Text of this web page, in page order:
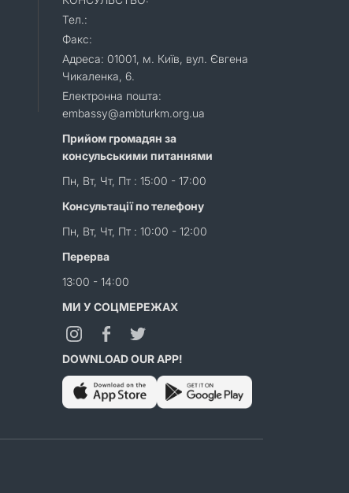
Тел.:
Факс:
Адреса: 01001, м. Київ, вул. Євгена
Чикаленка, 6.
Електронна пошта:
embassy@ambturkm.org.ua
Прийом громадян за
консульськими питаннями
Пн, Вт, Чт, Пт : 15:00 - 17:00
Консультації по телефону
Пн, Вт, Чт, Пт : 10:00 - 12:00
Перерва
13:00 - 14:00
МИ У СОЦМЕРЕЖАХ
DOWNLOAD OUR APP!